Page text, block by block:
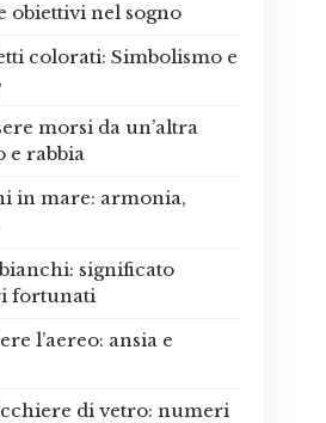
obiettivi nel sogno
colorati: Simbolismo e
morsi da un’altra
e rabbia
in mare: armonia,
significato
fortunati
l’aereo: ansia e
di vetro: numeri